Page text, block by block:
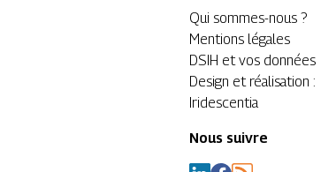
Qui sommes-nous ?
Mentions légales
DSIH et vos données
Design et réalisation :
Iridescentia
Nous suivre